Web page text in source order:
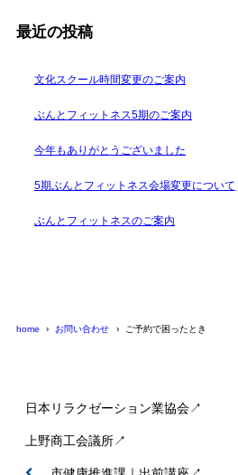
最近の投稿
文化スクール時間変更のご案内
ぶんとフィットネス5期のご案内
今年もありがとうございました
5期ぶんとフィットネス会場変更について
ぶんとフィットネスのご案内
home お問い合わせ ご予約で困ったとき
日本リラクゼーション業協会↗
上野商工会議所↗